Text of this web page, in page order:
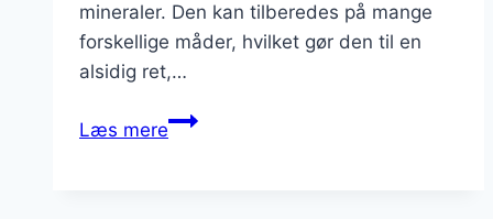
mineraler. Den kan tilberedes på mange
forskellige måder, hvilket gør den til en
alsidig ret,…
Læs mereBlomkålssuppe